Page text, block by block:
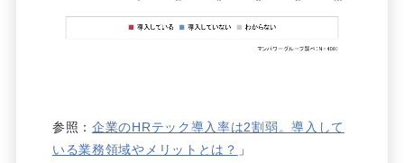
参照：企業のHRテック導入率は2割弱。導入して
いる業務領域やメリットとは？ 」